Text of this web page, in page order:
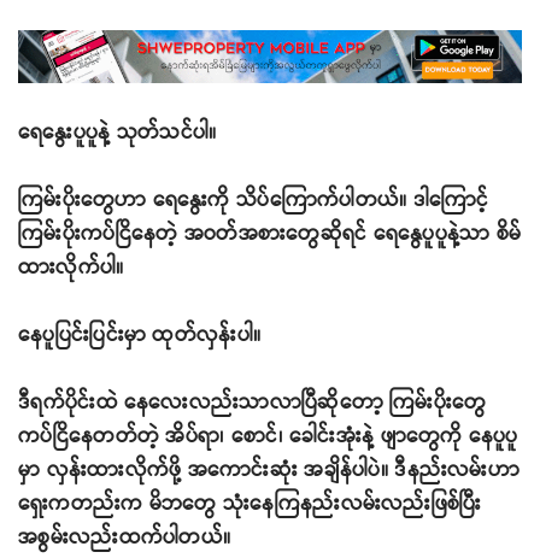
ရေနွေးပူပူနဲ့ သုတ်သင်ပါ။
ကြမ်းပိုးတွေဟာ ရေနွေးကို သိပ်ကြောက်ပါတယ်။ ဒါကြောင့်
ကြမ်းပိုးကပ်ငြိနေတဲ့ အဝတ်အစားတွေဆိုရင် ရေနွေပူပူနဲ့သာ စိမ်
ထားလိုက်ပါ။
နေပူပြင်းပြင်းမှာ ထုတ်လှန်းပါ။
ဒီရက်ပိုင်းထဲ နေလေးလည်းသာလာပြီဆိုတော့ ကြမ်းပိုးတွေ
ကပ်ငြိနေတတ်တဲ့ အိပ်ရာ၊ စောင်၊ ခေါင်းအုံးနဲ့ ဖျာတွေကို နေပူပူ
မှာ လှန်းထားလိုက်ဖို့ အကောင်းဆုံး အချိန်ပါပဲ။ ဒီနည်းလမ်းဟာ
ရှေးကတည်းက မိဘတွေ သုံးနေကြနည်းလမ်းလည်းဖြစ်ပြီး
အစွမ်းလည်းထက်ပါတယ်။